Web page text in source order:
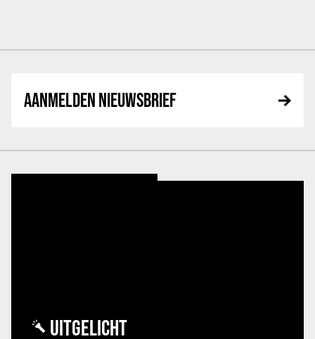
AANMELDEN NIEUWSBRIEF
UITGELICHT